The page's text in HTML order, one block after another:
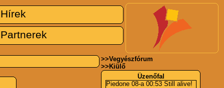
Hírek
Partnerek
>>Vegyészfórum
>> Kiülő
Üzenőfal
Piedone08-a 00:53 Still alive!